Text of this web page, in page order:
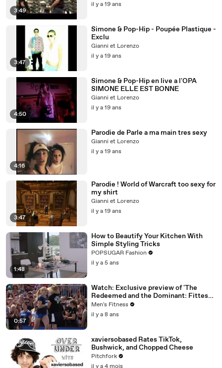
3:49
il y a 19 ans
3:47
Simone & Pop-Hip - Poupée Plastique -
Exclu
Gianni et Lorenzo
il y a 19 ans
4:50
Simone & Pop-Hip en live a l'OPA
SIMONE ELLE EST BONNE
Gianni et Lorenzo
il y a 19 ans
4:16
Parodie de Parle a ma main tres sexy
Gianni et Lorenzo
il y a 19 ans
3:47
Parodie ! World of Warcraft too sexy for
my shirt
Gianni et Lorenzo
il y a 19 ans
1:48
How to Beautify Your Kitchen With
Simple Styling Tricks
POPSUGAR Fashion
il y a 5 ans
0:57
Watch: Exclusive preview of 'The
Redeemed and the Dominant: Fittest
on Earth'
Men's Fitness
il y a 8 ans
xaviersobased Rates TikTok,
Bushwick, and Chopped Cheese
Pitchfork